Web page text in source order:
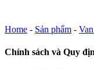
Home - Sản phẩm -
Chính sách và Quy